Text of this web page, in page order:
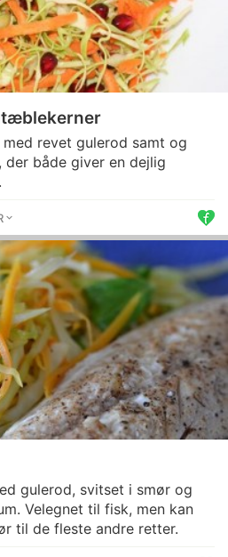
revet gulerod samt og
både giver en dejlig
gulerod, svitset i smør og
Velegnet til fisk, men kan
til de fleste andre retter.